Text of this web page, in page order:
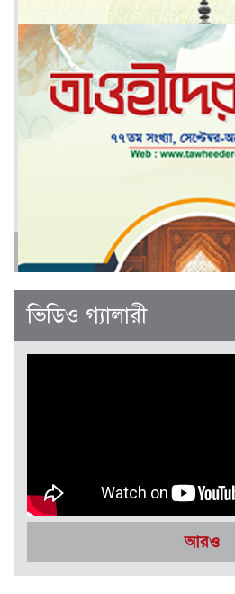
মার্চ-এপ্রিল ২০২৬
জানুয়ারী-ফেব্রুয়ারী ২০২৬
আরও
ভিডিও গ্যালারী
আরও